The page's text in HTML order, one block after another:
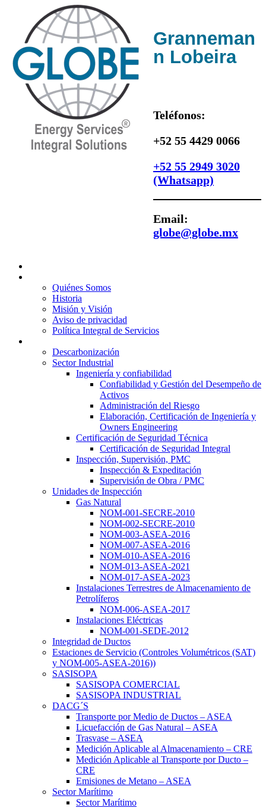
Granneman
n Lobeira
Teléfonos:
+52 55 4429 0066
+52 55 2949 3020
(Whatsapp)
Email:
globe@globe.mx
Quiénes Somos
Historia
Misión y Visión
Aviso de privacidad
Política Integral de Servicios
Descarbonización
Sector Industrial
Ingeniería y confiabilidad
Confiabilidad y Gestión del Desempeño de
Activos
Administración del Riesgo
Elaboración, Certificación de Ingeniería y
Owners Engineering
Certificación de Seguridad Técnica
Certificación de Seguridad Integral
Inspección, Supervisión, PMC
Inspección & Expeditación
Supervisión de Obra / PMC
Unidades de Inspección
Gas Natural
NOM-001-SECRE-2010
NOM-002-SECRE-2010
NOM-003-ASEA-2016
NOM-007-ASEA-2016
NOM-010-ASEA-2016
NOM-013-ASEA-2021
NOM-017-ASEA-2023
Instalaciones Terrestres de Almacenamiento de
Petrolíferos
NOM-006-ASEA-2017
Instalaciones Eléctricas
NOM-001-SEDE-2012
Integridad de Ductos
Estaciones de Servicio (Controles Volumétricos (SAT)
y NOM-005-ASEA-2016))
SASISOPA
SASISOPA COMERCIAL
SASISOPA INDUSTRIAL
DACG´S
Transporte por Medio de Ductos – ASEA
Licuefacción de Gas Natural – ASEA
Trasvase – ASEA
Medición Aplicable al Almacenamiento – CRE
Medición Aplicable al Transporte por Ducto –
CRE
Emisiones de Metano – ASEA
Sector Marítimo
Sector Marítimo